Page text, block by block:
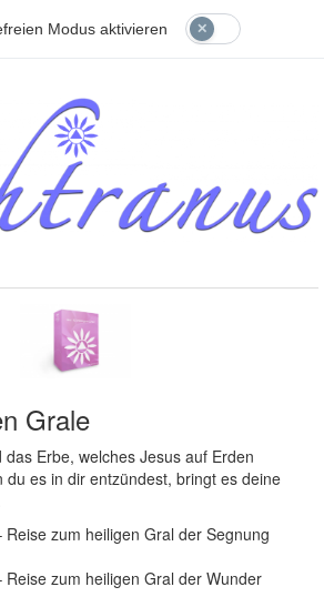
Modus aktivieren
Grale
Erbe, welches Jesus auf Erden
du es in dir entzündest, bringt es deine
Reise zum heiligen Gral der Segnung
Reise zum heiligen Gral der Wunder